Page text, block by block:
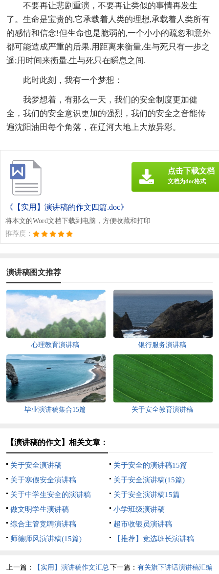
不要再让悲剧重演，不要再让类似的事情再发生
了。生命是宝贵的,它承载着人类的理想,承载着人类所有
的感情和信念!但生命也是脆弱的,一个小小的疏忽和意外
都可能造成严重的后果.用距离来衡量,生与死只有一步之
遥;用时间来衡量,生与死只在瞬息之间.
此时此刻，我有一个梦想：
我梦想着，有那么一天，我们的安全制度更加健
全，我们的安全意识更加的强烈，我们的安全之音能传
遍沈阳油田每个角落，在辽河大地上大放异彩。
《【实用】演讲稿的作文四篇.doc》
将本文的Word文档下载到电脑，方便收藏和打印
推荐度：
点击下载文档
文档为doc格式
演讲稿图文推荐
心理教育演讲稿 银行服务演讲稿
毕业演讲稿集合15篇 关于安全教育演讲稿
【演讲稿的作文】相关文章：
关于安全演讲稿
关于安全的演讲稿15篇
关于寒假安全演讲稿
关于安全演讲稿(15篇)
关于中学生安全的演讲稿
关于安全演讲稿15篇
做文明学生演讲稿
小学班级演讲稿
综合主管竞聘演讲稿
超市收银员演讲稿
师德师风演讲稿(15篇)
【推荐】竞选班长演讲稿
上一篇： 【实用】演讲稿作文汇总 下一篇： 有关旗下讲话演讲稿汇编